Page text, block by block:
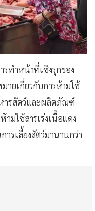
ทำหน้าที่เชิงรุกของ
ายเกี่ยวกับการห้ามใช้
หารสัตว์และผลิตภัณฑ์
มใช้สารเร่งเนื้อแดง
ารเลี้ยงสัตว์มานานกว่า